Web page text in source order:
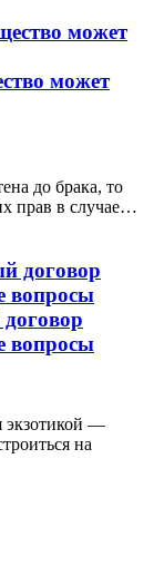
может
до брака, то
прав в случае…
вопросы
экзотикой —
на